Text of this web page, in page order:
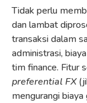
Tidak perlu
dan lambat
transaksi dalam
administrasi,
tim finance. Fitur
preferential FX
mengurangi